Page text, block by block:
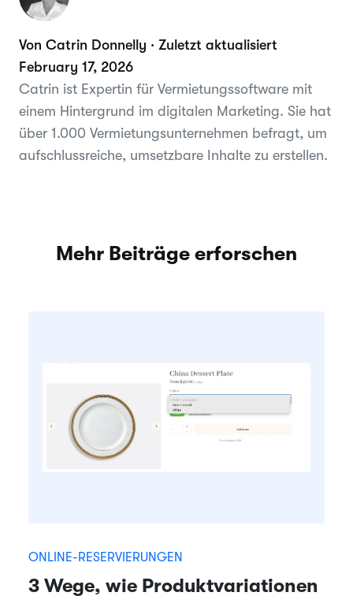
Von Catrin Donnelly · Zuletzt aktualisiert
February 17, 2026
Catrin ist Expertin für Vermietungssoftware mit
einem Hintergrund im digitalen Marketing. Sie hat
über 1.000 Vermietungsunternehmen befragt, um
aufschlussreiche, umsetzbare Inhalte zu erstellen.
Mehr Beiträge erforschen
ONLINE-RESERVIERUNGEN
3 Wege, wie Produktvariationen